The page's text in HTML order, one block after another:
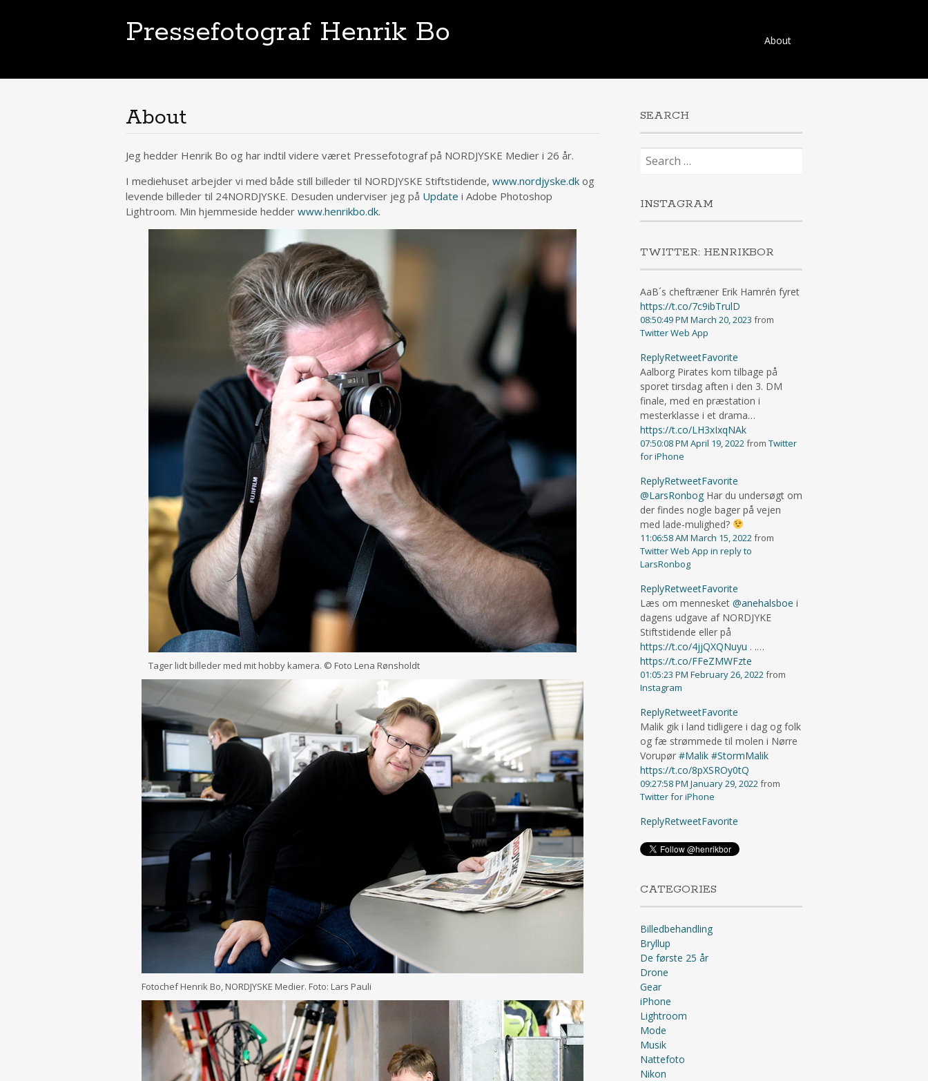
Pressefotograf Henrik Bo
S
About
About
Jeg hedder Henrik Bo og har indtil videre været Pressefotograf på NORDJYSKE Medier i 26 år.
I mediehuset arbejder vi med både still billeder til NORDJYSKE Stiftstidende, www.nordjyske.dk og
levende billeder til 24NORDJYSKE. Desuden underviser jeg på Update i Adobe Photoshop
Lightroom. Min hjemmeside hedder www.henrikbo.dk.
Tager lidt billeder med mit hobby kamera. © Foto Lena Rønsholdt
Fotochef Henrik Bo, NORDJYSKE Medier. Foto: Lars Pauli
SEARCH
Search
for:
INSTAGRAM
TWITTER: HENRIKBOR
AaB´s cheftræner Erik Hamrén fyret
https://t.co/7c9ibTrulD
08:50:49 PM March 20, 2023 from
Twitter Web App
ReplyRetweetFavorite
Aalborg Pirates kom tilbage på
sporet tirsdag aften i den 3. DM
finale, med en præstation i
mesterklasse i et drama…
https://t.co/LH3xIxqNAk
07:50:08 PM April 19, 2022from Twitter
for iPhone
ReplyRetweetFavorite
@LarsRonbogHar du undersøgt om
der findes nogle bager på vejen
med lade-mulighed?
11:06:58 AM March 15, 2022from
Twitter Web App in reply to
LarsRonbog
ReplyRetweetFavorite
Læs om mennesket @anehalsboe i
dagens udgave af NORDJYKE
Stiftstidende eller på
https://t.co/4jjQXQNuyu . .…
https://t.co/FFeZMWFzte
01:05:23 PM February 26, 2022from
Instagram
ReplyRetweetFavorite
Malik gik i land tidligere i dag og folk
og fæ strømmede til molen i Nørre
Vorupør #Malik #StormMalik
https://t.co/8pXSROy0tQ
09:27:58 PM January 29, 2022from
Twitter for iPhone
ReplyRetweetFavorite
CATEGORIES
Billedbehandling
Bryllup
De første 25 år
Drone
Gear
iPhone
Lightroom
Mode
Musik
Nattefoto
Nikon